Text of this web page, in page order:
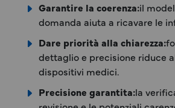
Garantire la coerenza:il
domanda aiuta a ricavare le
Dare priorità alla chiarezza:
dettaglio e precisione riduce
dispositivi medici.
Precisione garantita:la